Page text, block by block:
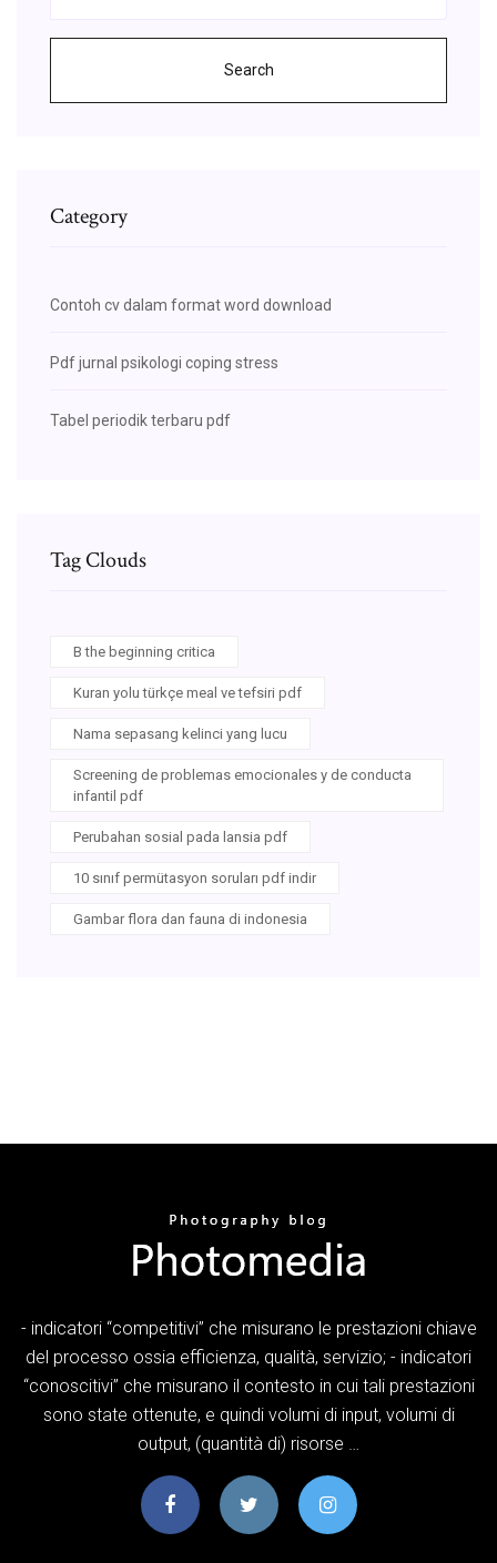
Search
Category
Contoh cv dalam format word download
Pdf jurnal psikologi coping stress
Tabel periodik terbaru pdf
Tag Clouds
B the beginning critica
Kuran yolu türkçe meal ve tefsiri pdf
Nama sepasang kelinci yang lucu
Screening de problemas emocionales y de conducta
infantil pdf
Perubahan sosial pada lansia pdf
10 sınıf permütasyon soruları pdf indir
Gambar flora dan fauna di indonesia
- indicatori “competitivi” che misurano le prestazioni chiave
del processo ossia efficienza, qualità, servizio; - indicatori
“conoscitivi” che misurano il contesto in cui tali prestazioni
sono state ottenute, e quindi volumi di input, volumi di
output, (quantità di) risorse …